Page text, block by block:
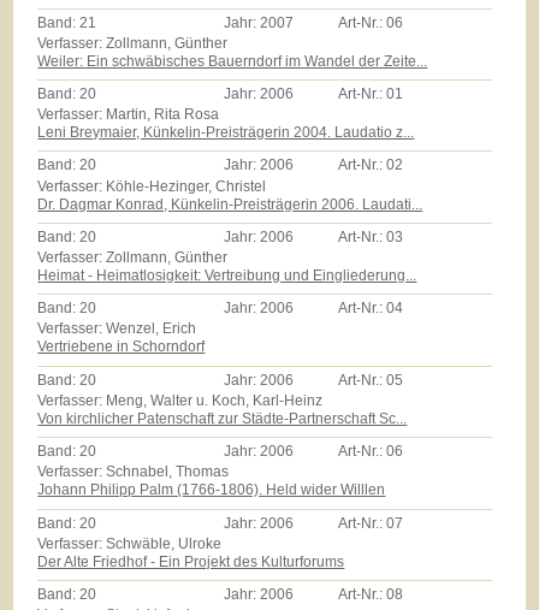
Band: 21 Jahr: 2007 Art-Nr.:06
Verfasser: Zollmann, Günther
Weiler: Ein schwäbisches Bauerndorf im Wandel der Zeite...
Band:20 Jahr:2006 Art-Nr.:01
Verfasser: Martin, Rita Rosa
Leni Breymaier, Künkelin-Preisträgerin 2004. Laudatio z...
Band:20 Jahr:2006 Art-Nr.:02
Verfasser: Köhle-Hezinger, Christel
Dr. Dagmar Konrad, Künkelin-Preisträgerin 2006. Laudati...
Band:20 Jahr:2006 Art-Nr.:03
Verfasser: Zollmann, Günther
Heimat - Heimatlosigkeit: Vertreibung und Eingliederung...
Band:20 Jahr:2006 Art-Nr.:04
Verfasser: Wenzel, Erich
Vertriebene in Schorndorf
Band: 20 Jahr: 2006 Art-Nr.:05
Verfasser: Meng, Walter u. Koch, Karl-Heinz
Von kirchlicher Patenschaft zur Städte-Partnerschaft Sc...
Band:20 Jahr:2006 Art-Nr.:06
Verfasser: Schnabel, Thomas
Johann Philipp Palm (1766-1806). Held wider Willlen
Band: 20 Jahr: 2006 Art-Nr.:07
Verfasser: Schwäble, Ulroke
Der Alte Friedhof - Ein Projekt des Kulturforums
Band:20 Jahr:2006 Art-Nr.:08